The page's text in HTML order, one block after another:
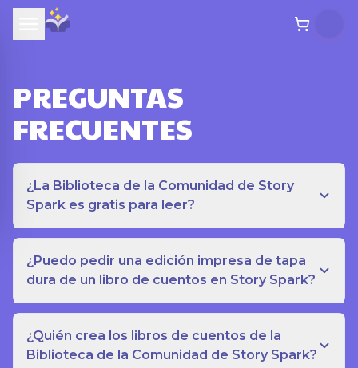
PREGUNTAS
FRECUENTES
¿La Biblioteca de la Comunidad de Story
Spark es gratis para leer?
¿Puedo pedir una edición impresa de tapa
dura de un libro de cuentos en Story Spark?
¿Quién crea los libros de cuentos de la
Biblioteca de la Comunidad de Story Spark?